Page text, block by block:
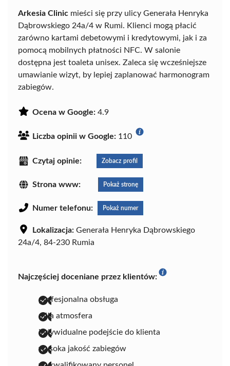
Arkesia Clinic mieści się przy ulicy Generała Henryka
Dąbrowskiego 24a/4 w Rumi. Klienci mogą płacić
zarówno kartami debetowymi i kredytowymi, jak i za
pomocą mobilnych płatności NFC. W salonie
dostępna jest toaleta unisex. Zaleca się wcześniejsze
umawianie wizyt, by lepiej zaplanować harmonogram
zabiegów.
Ocena w Google: 4.9
Liczba opinii w Google: 110
Czytaj opinie: Zobacz profil
Strona www: Pokaż stronę
Numer telefonu: Pokaż numer
Lokalizacja: Generała Henryka Dąbrowskiego
24a/4, 84-230 Rumia
Najczęściej doceniane przez klientów:
profesjonalna obsługa
miła atmosfera
indywidualne podejście do klienta
wysoka jakość zabiegów